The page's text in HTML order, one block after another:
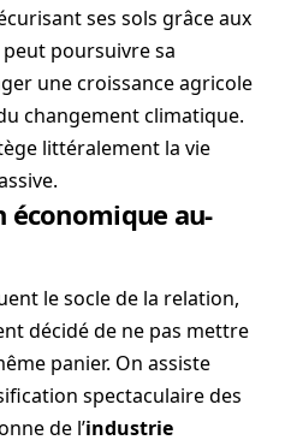
ses sols grâce aux
poursuivre sa
une croissance agricole
changement climatique.
littéralement la vie
au-
le socle de la relation,
décidé de ne pas mettre
panier. On assiste
spectaculaire des
de l’industrie